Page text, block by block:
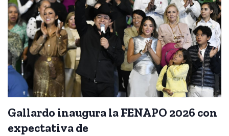
Gallardo inaugura la FENAPO 2026 con
expectativa de